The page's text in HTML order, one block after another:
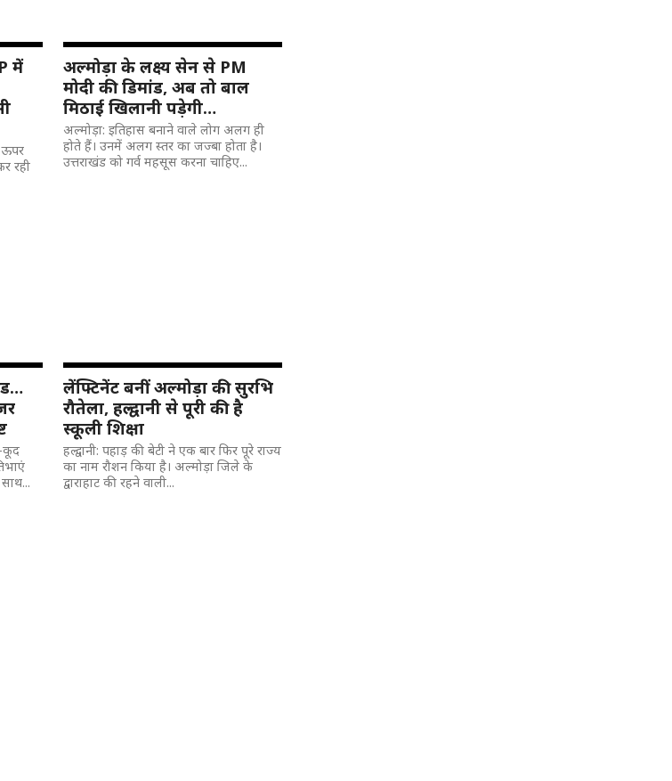
में
ऊपर
रही
अल्मोड़ा के लक्ष्य सेन से PM
मोदी की डिमांड, अब तो बाल
मिठाई खिलानी पड़ेगी…
अल्मोड़ा: इतिहास बनाने वाले लोग अलग ही
होते हैं। उनमें अलग स्तर का जज्बा होता है।
उत्तराखंड को गर्व महसूस करना चाहिए...
कूद
लेंफ्टिनेंट बनीं अल्मोड़ा की सुरभि
रौतेला, हल्द्वानी से पूरी की है
स्कूली शिक्षा
हल्द्वानी: पहाड़ की बेटी ने एक बार फिर पूरे राज्य
का नाम रौशन किया है। अल्मोड़ा जिले के
द्वाराहाट की रहने वाली...